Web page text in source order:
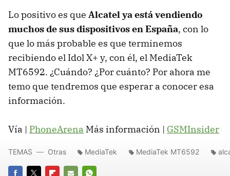
Lo positivo es que Alcatel ya está vendiendo
muchos de sus dispositivos en España, con lo
que lo más probable es que terminemos
recibiendo el Idol X+ y, con él, el MediaTek
MT6592. ¿Cuándo? ¿Por cuánto? Por ahora me
temo que tendremos que esperar a conocer esa
información.
Vía | PhoneArena Más información | GSMInsider
TEMAS Otras MediaTek MediaTek MT6592